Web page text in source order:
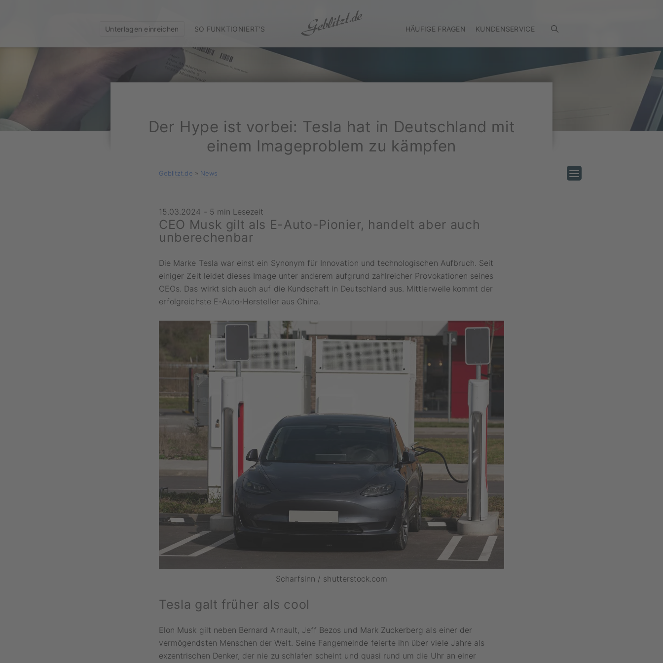
Unterlagen einreichen SO FUNKTIONIERT'S HÄUFIGE FRAGEN KUNDENSERVICE
Der Hype ist vorbei: Tesla hat in Deutschland mit
einem Imageproblem zu kämpfen
Geblitzt.de » News
15.03.2024 - 5 min Lesezeit
CEO Musk gilt als E-Auto-Pionier, handelt aber auch
unberechenbar
Die Marke Tesla war einst ein Synonym für Innovation und technologischen Aufbruch. Seit
einiger Zeit leidet dieses Image unter anderem aufgrund zahlreicher Provokationen seines
CEOs. Das wirkt sich auch auf die Kundschaft in Deutschland aus. Mittlerweile kommt der
erfolgreichste E-Auto-Hersteller aus China.
Scharfsinn / shutterstock.com
Tesla galt früher als cool
Elon Musk gilt neben Bernard Arnault, Jeff Bezos und Mark Zuckerberg als einer der
vermögendsten Menschen der Welt. Seine Fangemeinde feierte ihn über viele Jahre als
exzentrischen Denker, der nie zu schlafen scheint und quasi rund um die Uhr an einer